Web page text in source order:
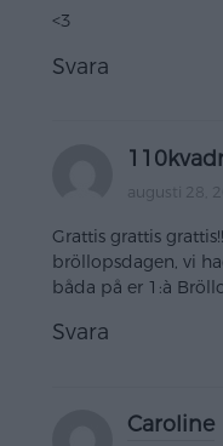
<3
Svara
augusti 28,
Grattis grattis
bröllopsdagen, vi
båda på er 1:à
Svara
Caroline